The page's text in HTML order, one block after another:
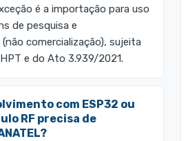
é a importação para uso
de pesquisa e
comercialização), sujeita
e do Ato 3.939/2021.
com ESP32 ou
RF precisa de